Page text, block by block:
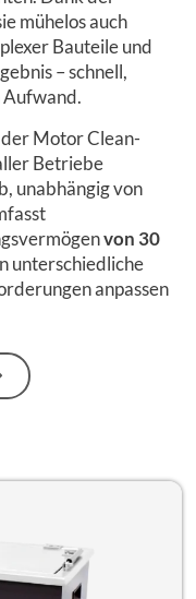
mühelos auch
Bauteile und
– schnell,
Aufwand.
der Motor Clean-
Betriebe
unabhängig von
von 30
unterschiedliche
anpassen